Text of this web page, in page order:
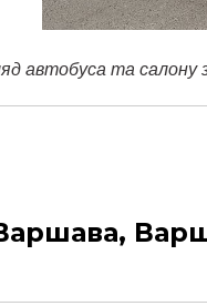
автобуса та салону